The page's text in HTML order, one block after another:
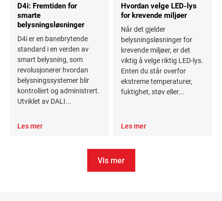
D4i: Fremtiden for
smarte
belysningsløsninger
D4i er en banebrytende
standard i en verden av
smart belysning, som
revolusjonerer hvordan
belysningssystemer blir
kontrollert og administrert.
Utviklet av DALI...
Les mer
Hvordan velge LED-lys
for krevende miljøer
Når det gjelder
belysningsløsninger for
krevende miljøer, er det
viktig å velge riktig LED-lys.
Enten du står overfor
ekstreme temperaturer,
fuktighet, støv eller...
Les mer
Vis mer